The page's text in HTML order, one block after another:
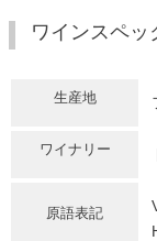
ワインスペッ
生産地
ワイナリー
原語表記